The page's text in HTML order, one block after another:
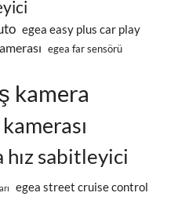
egea easy plus car play
egea far sensörü
kamera
hız sabitleyici
egea street cruise control